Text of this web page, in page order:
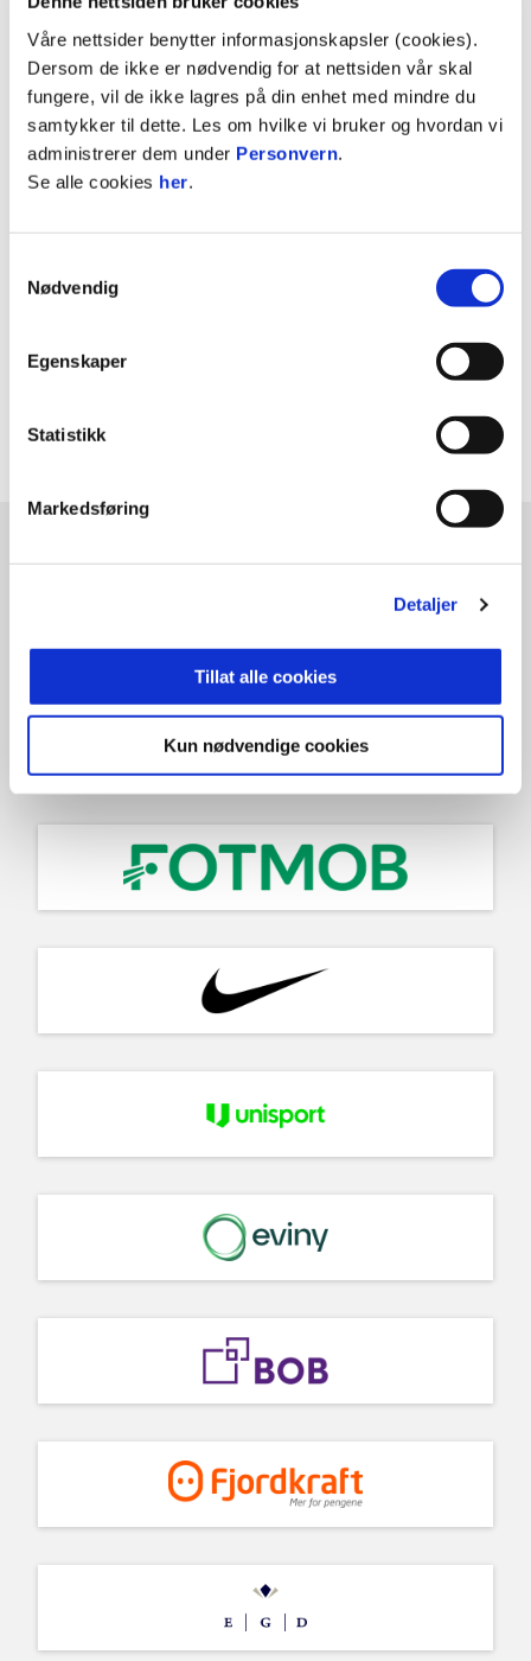
Våre nettsider benytter informasjonskapsler (cookies).
Dersom de ikke er nødvendig for at nettsiden vår skal
fungere, vil de ikke lagres på din enhet med mindre du
samtykker til dette. Les om hvilke vi bruker og hvordan vi
administrerer dem under Personvern.
Se alle cookies her.
Nødvendig
Egenskaper
Statistikk
Markedsføring
Detaljer
Tillat alle cookies
Kun nødvendige cookies
utrolig godt
VIDEO A-LAG KVINNER
Bekreftet solgt: – Den beste tiden i
livet mitt
VIDEO A-LAG HERRER
Før kampen: Brann–Apollon Limassol
KONSULER